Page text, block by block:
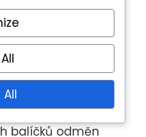
událostem a
příběh a
nové výzvy
hru čerstvou a
dostupný
balíčků odměn